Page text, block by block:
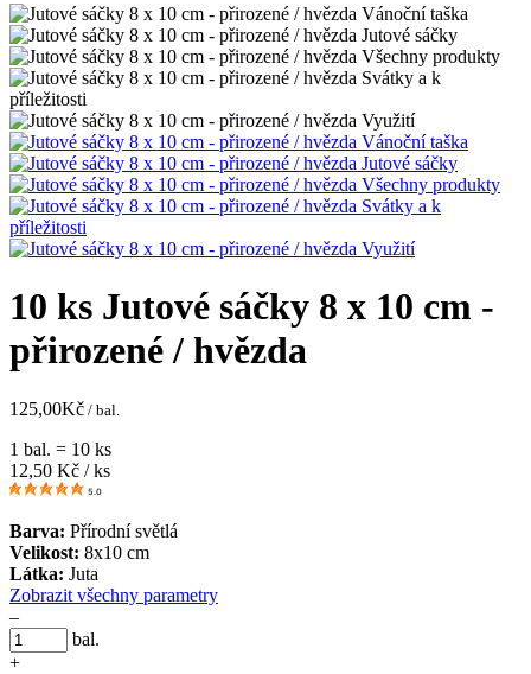
10 ks Jutové sáčky 8 x 10 cm -
přirozené / hvězda
125,00Kč / bal.
1 bal. = 10 ks
12,50 Kč / ks
5.0
Barva: Přírodní světlá
Velikost: 8x10 cm
Látka: Juta
Zobrazit všechny parametry
–
bal.
+